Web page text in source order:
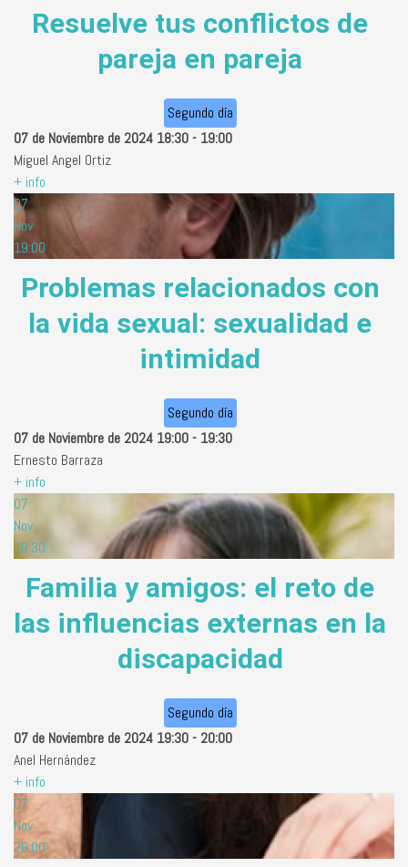
Resuelve tus conflictos de
pareja en pareja
Segundo día
07 de Noviembre de 2024 18:30- 19:00
Miguel Angel Ortiz
+ info
07
Nov
19:00
Problemas relacionados con
la vida sexual: sexualidad e
intimidad
Segundo día
07 de Noviembre de 2024 19:00- 19:30
Ernesto Barraza
+ info
07
Nov
19:30
Familia y amigos: el reto de
las influencias externas en la
discapacidad
Segundo día
07 de Noviembre de 2024 19:30- 20:00
Anel Hernández
+ info
07
Nov
20:00